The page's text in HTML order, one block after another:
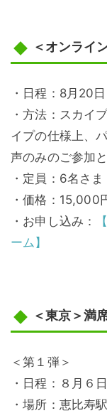
＜オンライ
・日程：8月20
・方法：スカイ
イプの仕様上、
声のみのご参加
・定員：6名さま
・価格：15,000
・お申し込み：
ーム】
＜東京＞満
＜第１弾＞
・日程：８月６
・場所：恵比寿